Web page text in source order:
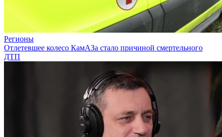
Регионы
Отлетевшее колесо КамАЗа стало причиной смертельного
ДТП